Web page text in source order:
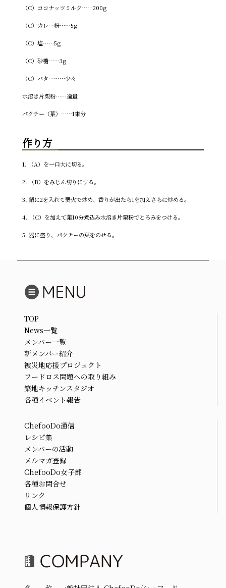
（C）ココナッツミルク……200g
（C）カレー粉……5g
（C）塩……5g
（C）砂糖……3g
（C）バター……少々
水溶き片栗粉……適量
パクチー（葉）……1束分
作り方
1. （A）を一口大に切る。
2. （B）をみじん切りにする。
3. 鍋に2を入れて弱火で炒め、香りが出たら1を加えさらに炒める。
4. （C）を加えて薬10分煮込み水溶き片栗粉でとろみをつける。
5. 器に盛り、パクチーの葉をのせる。
TOP
News一覧
メンバー一覧
新メンバー紹介
被災地応援プロジェクト
フードロス問題への取り組み
築地キッチンスタジオ
各種イベント報告
ChefooDo通信
レシピ集
メンバーの活動
メルマガ登録
ChefooDo女子部
各種お問合せ
リンク
個人情報保護方針